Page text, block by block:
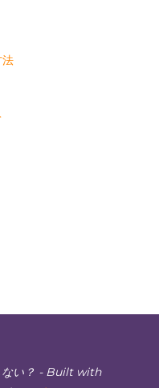
法
い？ - Built with